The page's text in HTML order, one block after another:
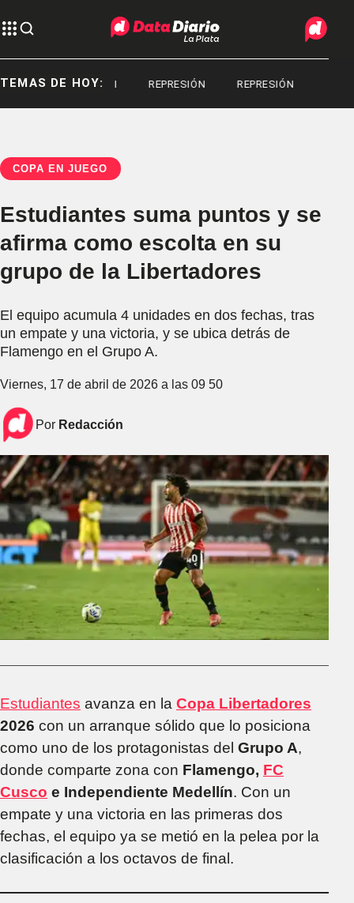
TEMAS DE HOY:
SERGIO BERNI REPRESIÓN REPRESIÓN
COPA EN JUEGO
Estudiantes suma puntos y se
afirma como escolta en su
grupo de la Libertadores
El equipo acumula 4 unidades en dos fechas, tras
un empate y una victoria, y se ubica detrás de
Flamengo en el Grupo A.
Viernes, 17 de abril de 2026 a las 09 50
Por Redacción
Estudiantes avanza en la Copa Libertadores
2026 con un arranque sólido que lo posiciona
como uno de los protagonistas del Grupo A,
donde comparte zona con Flamengo, FC
Cusco e Independiente Medellín. Con un
empate y una victoria en las primeras dos
fechas, el equipo ya se metió en la pelea por la
clasificación a los octavos de final.